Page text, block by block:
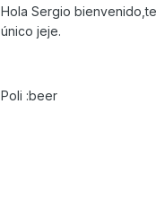
Hola Sergio
único jeje.
Poli :beer